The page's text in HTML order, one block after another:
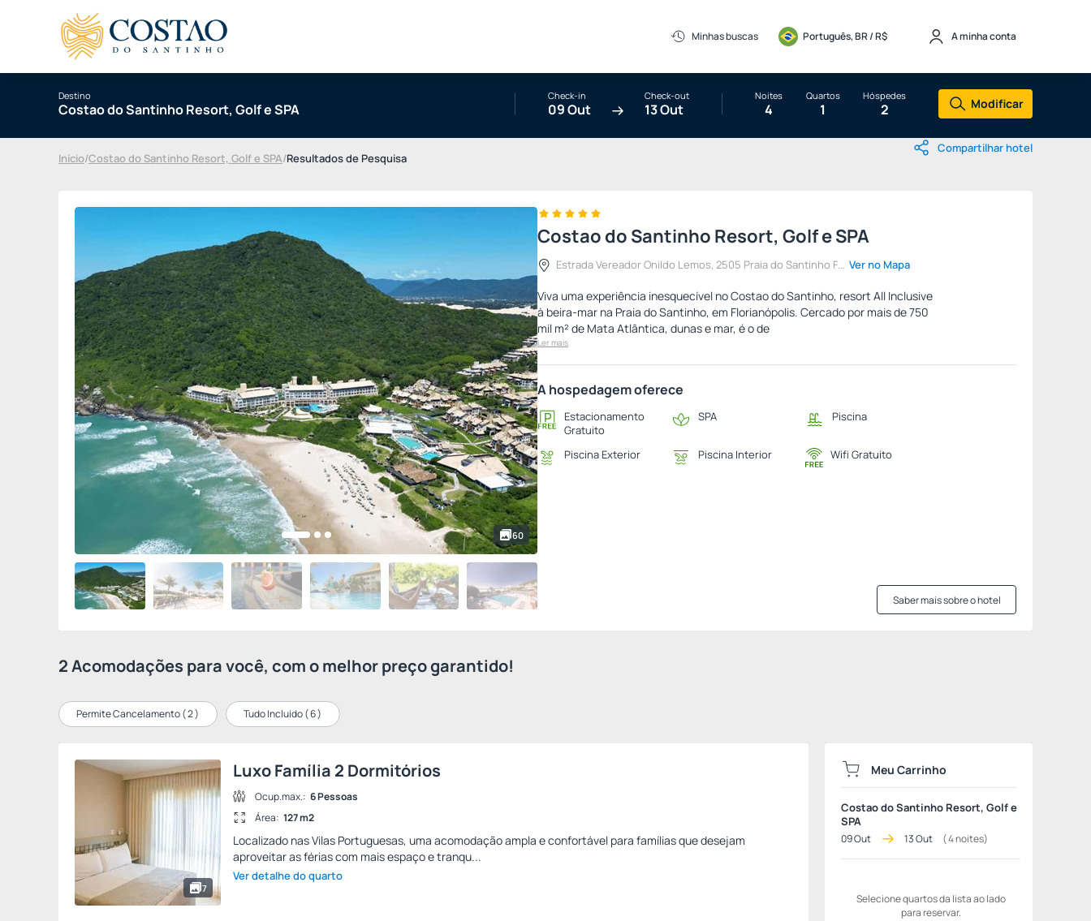
Minhas buscas Português, BR / R$ A minha conta
Destino
Costao do Santinho Resort, Golf e SPA
Check-in
09 Out
Check-out
13 Out
Noites
4
Quartos
1
Hóspedes
2 Modificar
Início/Costao do Santinho Resort, Golf e SPA/Resultados de Pesquisa
Compartilhar hotel
60
Costao do Santinho Resort, Golf e SPA
Estrada Vereador Onildo Lemos, 2505 Praia do Santinho F... Ver no Mapa
Viva uma experiência inesquecível no Costao do Santinho, resort All Inclusive
à beira-mar na Praia do Santinho, em Florianópolis. Cercado por mais de 750
mil m² de Mata Atlântica, dunas e mar, é o de
Ler mais
A hospedagem oferece
Estacionamento
Gratuito
SPA Piscina
Piscina Exterior Piscina Interior Wifi Gratuito
Saber mais sobre o hotel
2 Acomodações para você, com o melhor preço garantido!
Permite Cancelamento (2) Tudo Incluído (6)
7
Luxo Família 2 Dormitórios
Ocup.max.: 6 Pessoas
Área: 127 m2
Localizado nas Vilas Portuguesas, uma acomodação ampla e confortável para famílias que desejam
aproveitar as férias com mais espaço e tranqu...
Ver detalhe do quarto
Meu Carrinho
Costao do Santinho Resort, Golf e
SPA
09 Out 13 Out (4noites)
Selecione quartos da lista ao lado
para reservar.